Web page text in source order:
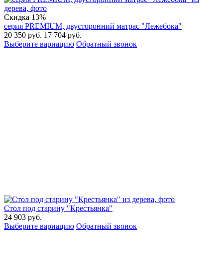
Скидка 13%
серия PREMIUM, двусторонний матрас "Лежебока"
20 350 руб. 17 704 руб.
Выберите вариацию Обратный звонок
Стол под старину "Крестьянка"
24 903 руб.
Выберите вариацию Обратный звонок